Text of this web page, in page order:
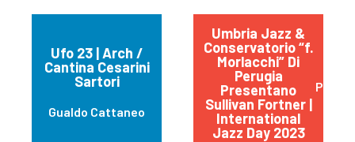
Ufo 23 | Arch /
Cantina Cesarini
Sartori
Gualdo Cattaneo
Umbria Jazz &
Conservatorio “f.
Morlacchi” Di
Perugia
Presentano
Sullivan Fortner |
International
Jazz Day 2023